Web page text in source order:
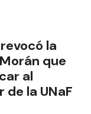
la
que
al
de la UNaF